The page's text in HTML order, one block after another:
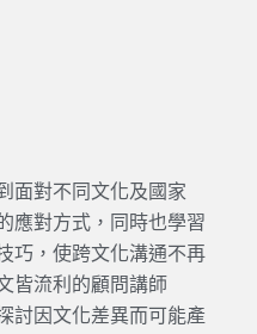
面對不同文化及國家
應對方式，同時也學習
巧，使跨文化溝通不再
皆流利的顧問講師
討因文化差異而可能產